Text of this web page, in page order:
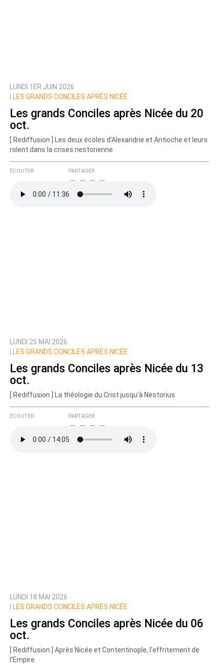
LUNDI 1ER JUIN 2026
LES GRANDS CONCILES APRÈS NICÉE
Les grands Conciles après Nicée du 20
oct.
[ Rediffusion ] Les deux écoles d'Alexandrie et Antioche et leurs
rolent dans la crises nestorienne
ÉCOUTER PARTAGER
LUNDI 25 MAI 2026
LES GRANDS CONCILES APRÈS NICÉE
Les grands Conciles après Nicée du 13
oct.
[ Rediffusion ] La théologie du Crist jusqu'à Nestorius
ÉCOUTER PARTAGER
LUNDI 18 MAI 2026
LES GRANDS CONCILES APRÈS NICÉE
Les grands Conciles après Nicée du 06
oct.
[ Rediffusion ] Après Nicée et Contentinople, l'effritement de
l'Empire